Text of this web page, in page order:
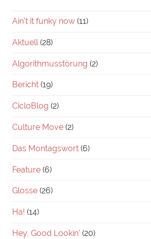
Ain't it funky now (11)
Aktuell(28)
Algorithmusstörung (2)
Bericht (19)
CicloBlog (2)
Culture Move (2)
Das Montagswort (6)
Feature (6)
Glosse (26)
Ha! (14)
Hey, Good Lookin' (20)